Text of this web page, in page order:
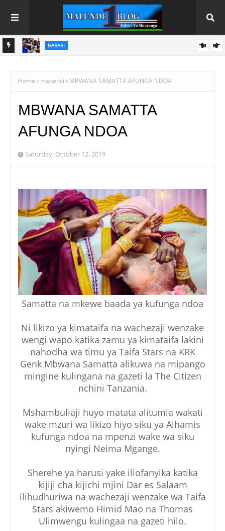
HABARI
Home mapenzi MBWANA SAMATTA AFUNGA NDOA
MBWANA SAMATTA
AFUNGA NDOA
Saturday, October 12, 2019
Samatta na mkewe baada ya kufunga ndoa
Ni likizo ya kimataifa na wachezaji wenzake
wengi wapo katika zamu ya kimataifa lakini
nahodha wa timu ya Taifa Stars na KRK
Genk Mbwana Samatta alikuwa na mipango
mingine kulingana na gazeti la The Citizen
nchini Tanzania.
Mshambuliaji huyo matata alitumia wakati
wake mzuri wa likizo hiyo siku ya Alhamis
kufunga ndoa na mpenzi wake wa siku
nyingi Neima Mgange.
Sherehe ya harusi yake iliofanyika katika
kijiji cha kijichi mjini Dar es Salaam
ilihudhuriwa na wachezaji wenzake wa Taifa
Stars akiwemo Himid Mao na Thomas
Ulimwengu kulingaa na gazeti hilo.